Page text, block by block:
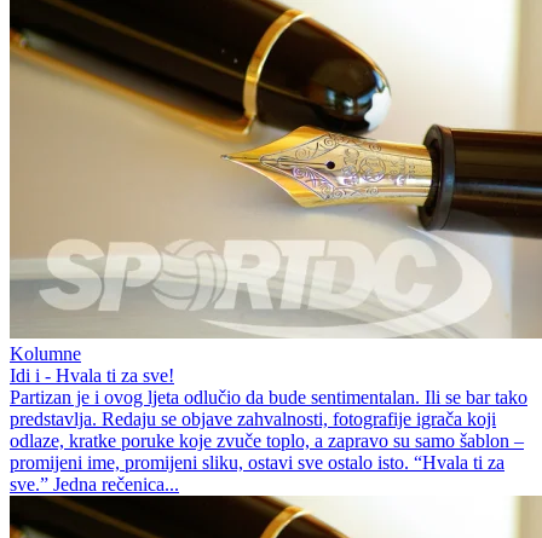
Kolumne
Idi i - Hvala ti za sve!
Partizan je i ovog ljeta odlučio da bude sentimentalan. Ili se bar tako
predstavlja. Redaju se objave zahvalnosti, fotografije igrača koji
odlaze, kratke poruke koje zvuče toplo, a zapravo su samo šablon –
promijeni ime, promijeni sliku, ostavi sve ostalo isto. “Hvala ti za
sve.” Jedna rečenica...